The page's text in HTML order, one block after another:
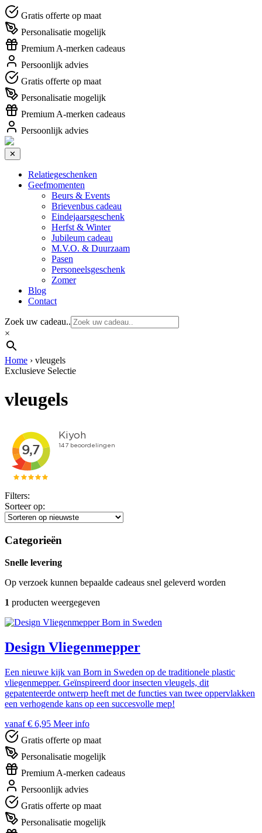
Gratis offerte op maat
Personalisatie mogelijk
Premium A-merken cadeaus
Persoonlijk advies
Gratis offerte op maat
Personalisatie mogelijk
Premium A-merken cadeaus
Persoonlijk advies
✕
Relatiegeschenken
Geefmomenten
Beurs & Events
Brievenbus cadeau
Eindejaarsgeschenk
Herfst & Winter
Jubileum cadeau
M.V.O. & Duurzaam
Pasen
Personeelsgeschenk
Zomer
Blog
Contact
Zoek uw cadeau..
×
Home › vleugels
Exclusieve Selectie
vleugels
Filters:
Sorteer op:
Categorieën
Snelle levering
Op verzoek kunnen bepaalde cadeaus snel geleverd worden
1 producten weergegeven
Born in Sweden
Design Vliegenmepper
Een nieuwe kijk van Born in Sweden op de traditionele plastic
vliegenmepper. Geïnspireerd door insecten vleugels, dit
gepatenteerde ontwerp heeft met de functies van twee oppervlakken
een verhogende kans op een succesvolle mep!
vanaf € 6,95 Meer info
Gratis offerte op maat
Personalisatie mogelijk
Premium A-merken cadeaus
Persoonlijk advies
Gratis offerte op maat
Personalisatie mogelijk